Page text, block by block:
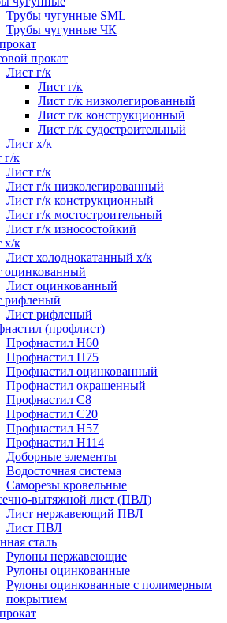
Трубы чугунные SML
Трубы чугунные ЧК
прокат
Лист г/к
Лист г/к
Лист г/к низколегированный
Лист г/к конструкционный
Лист г/к судостроительный
Лист х/к
г/к
Лист г/к
Лист г/к низколегированный
Лист г/к конструкционный
Лист г/к мостостроительный
Лист г/к износостойкий
х/к
Лист холоднокатанный х/к
оцинкованный
Лист оцинкованный
рифленый
Лист рифленый
(профлист)
Профнастил Н60
Профнастил Н75
Профнастил оцинкованный
Профнастил окрашенный
Профнастил С8
Профнастил С20
Профнастил Н57
Профнастил Н114
Доборные элементы
Водосточная система
Саморезы кровельные
вытяжной лист (ПВЛ)
Лист нержавеющий ПВЛ
Лист ПВЛ
сталь
Рулоны нержавеющие
Рулоны оцинкованные
Рулоны оцинкованные с полимерным
покрытием